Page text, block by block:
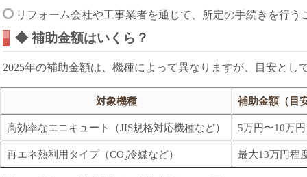
リフォーム会社や工事業者を通じて、所定の手続きを行う
◆ 補助金額はいくら？
2025年の補助金額は、機種によって異なりますが、目安とし
対象機種 補助金額（目
高効率なエコキュート（JIS規格対応機種など） 5万円〜10万円
再エネ熱利用タイプ（CO₂冷媒など） 最大13万円程